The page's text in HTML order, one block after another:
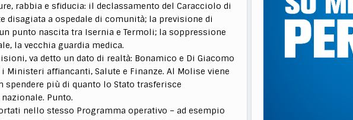
rabbia e sfiducia: il declassamento del Caracciolo di
disagiata a ospedale di comunità; la previsione di
punto nascita tra Isernia e Termoli; la soppressione
la vecchia guardia medica.
va detto un dato di realtà: Bonamico e Di Giacomo
affiancanti, Salute e Finanze. Al Molise viene
più di quanto lo Stato trasferisce
Punto.
nello stesso Programma operativo – ad esempio